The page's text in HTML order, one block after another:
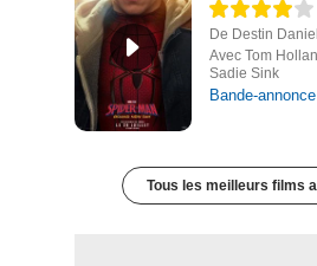
De Destin
Avec Tom
Sadie Sink
Bande-annonce
Tous les meilleurs films